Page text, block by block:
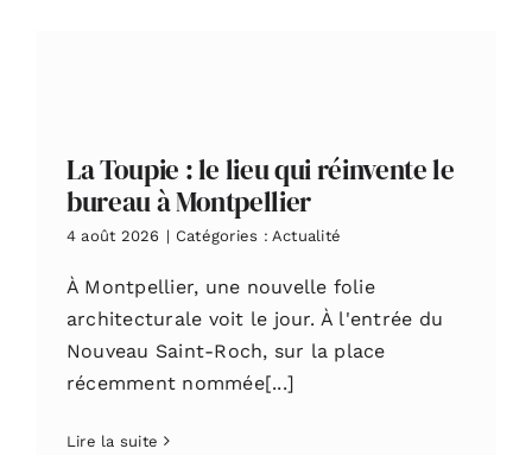
La Toupie : le lieu qui réinvente le
bureau à Montpellier
4 août 2026 | Catégories : Actualité
À Montpellier, une nouvelle folie
architecturale voit le jour. À l'entrée du
Nouveau Saint-Roch, sur la place
récemment nommée[...]
Lire la suite